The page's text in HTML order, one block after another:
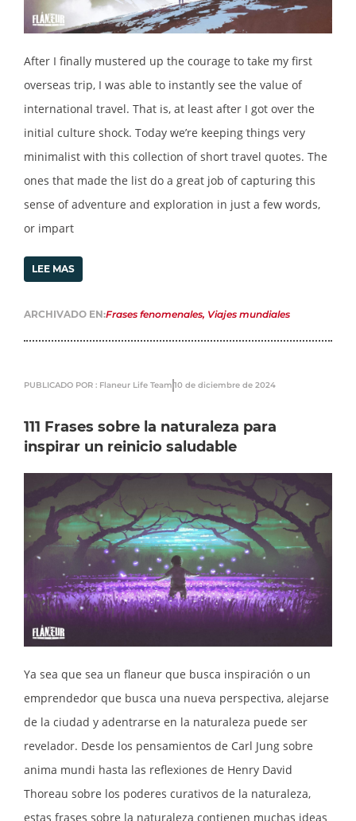
After I finally mustered up the courage to take my first
overseas trip, I was able to instantly see the value of
international travel. That is, at least after I got over the
initial culture shock. Today we’re keeping things very
minimalist with this collection of short travel quotes. The
ones that made the list do a great job of capturing this
sense of adventure and exploration in just a few words,
or impart
LEE MAS
ARCHIVADO EN:Frases fenomenales, Viajes mundiales
PUBLICADO POR : Flaneur Life Team 10 de diciembre de 2024
111 Frases sobre la naturaleza para
inspirar un reinicio saludable
Ya sea que sea un flaneur que busca inspiración o un
emprendedor que busca una nueva perspectiva, alejarse
de la ciudad y adentrarse en la naturaleza puede ser
revelador. Desde los pensamientos de Carl Jung sobre
anima mundi hasta las reflexiones de Henry David
Thoreau sobre los poderes curativos de la naturaleza,
estas frases sobre la naturaleza contienen muchas ideas